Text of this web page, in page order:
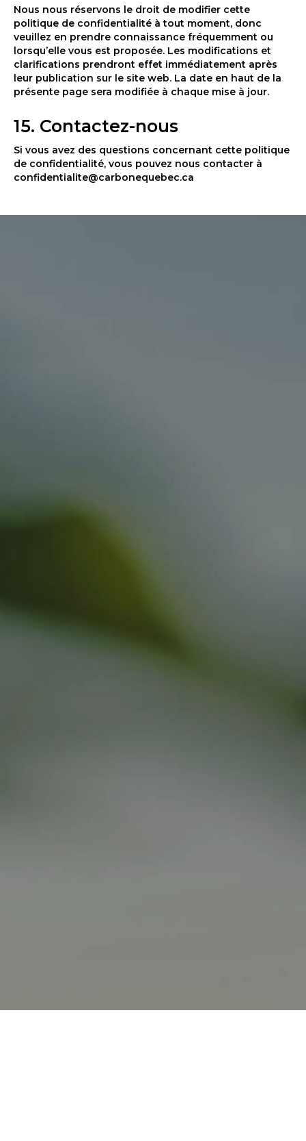
Nous nous réservons le droit de modifier cette
politique de confidentialité à tout moment, donc
veuillez en prendre connaissance fréquemment ou
lorsqu’elle vous est proposée. Les modifications et
clarifications prendront effet immédiatement après
leur publication sur le site web. La date en haut de la
présente page sera modifiée à chaque mise à jour.
15. Contactez-nous
Si vous avez des questions concernant cette politique
de confidentialité, vous pouvez nous contacter à
confidentialite@carbonequebec.ca